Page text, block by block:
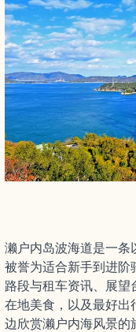
濑户内岛波海道是一条
被誉为适合新手到进阶
路段与租车资讯、展
在地美食，以及最好出
边欣赏濑户内海风景的